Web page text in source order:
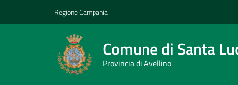
Regione Campania
Comune di Santa
Provincia di Avellino